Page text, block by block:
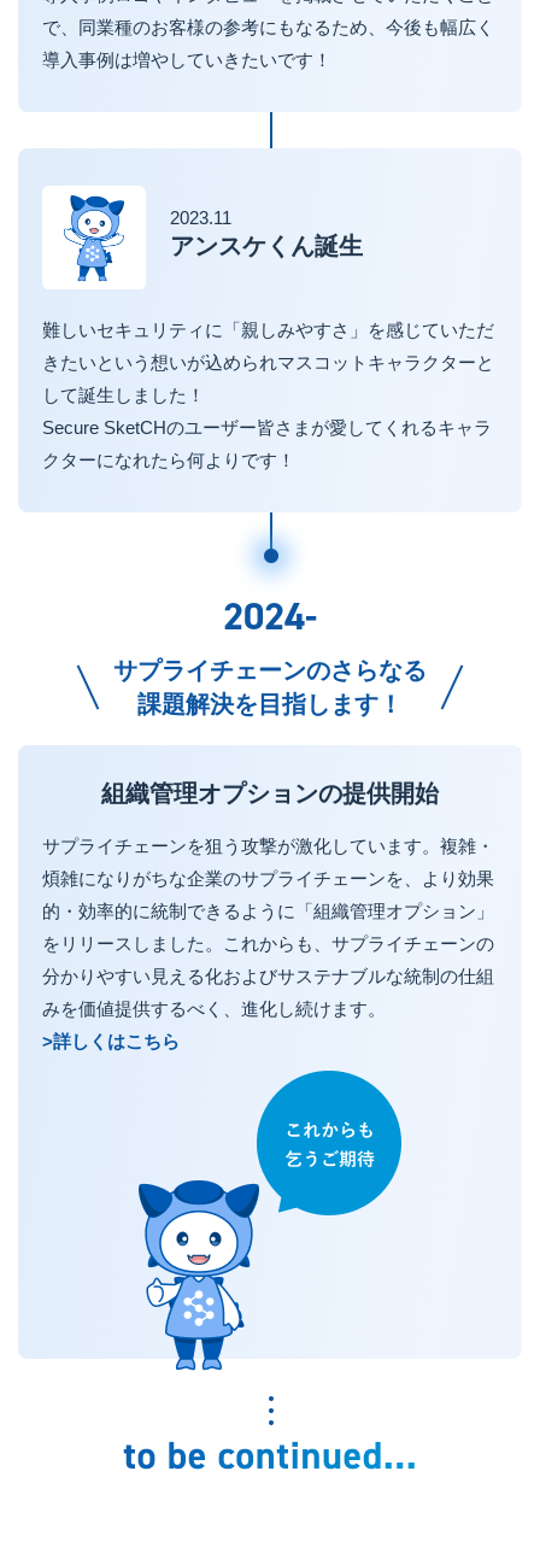
で、同業種のお客様の参考にもなるため、今後も幅広く
導入事例は増やしていきたいです！
2023.11
アンスケくん誕生
難しいセキュリティに「親しみやすさ」を感じていただ
きたいという想いが込められマスコットキャラクターと
して誕生しました！
Secure SketCHのユーザー皆さまが愛してくれるキャラ
クターになれたら何よりです！
2024-
サプライチェーンのさらなる
課題解決を目指します！
組織管理オプションの提供開始
サプライチェーンを狙う攻撃が激化しています。複雑・
煩雑になりがちな企業のサプライチェーンを、より効果
的・効率的に統制できるように「組織管理オプション」
をリリースしました。これからも、サプライチェーンの
分かりやすい見える化およびサステナブルな統制の仕組
みを価値提供するべく、進化し続けます。
>詳しくはこちら